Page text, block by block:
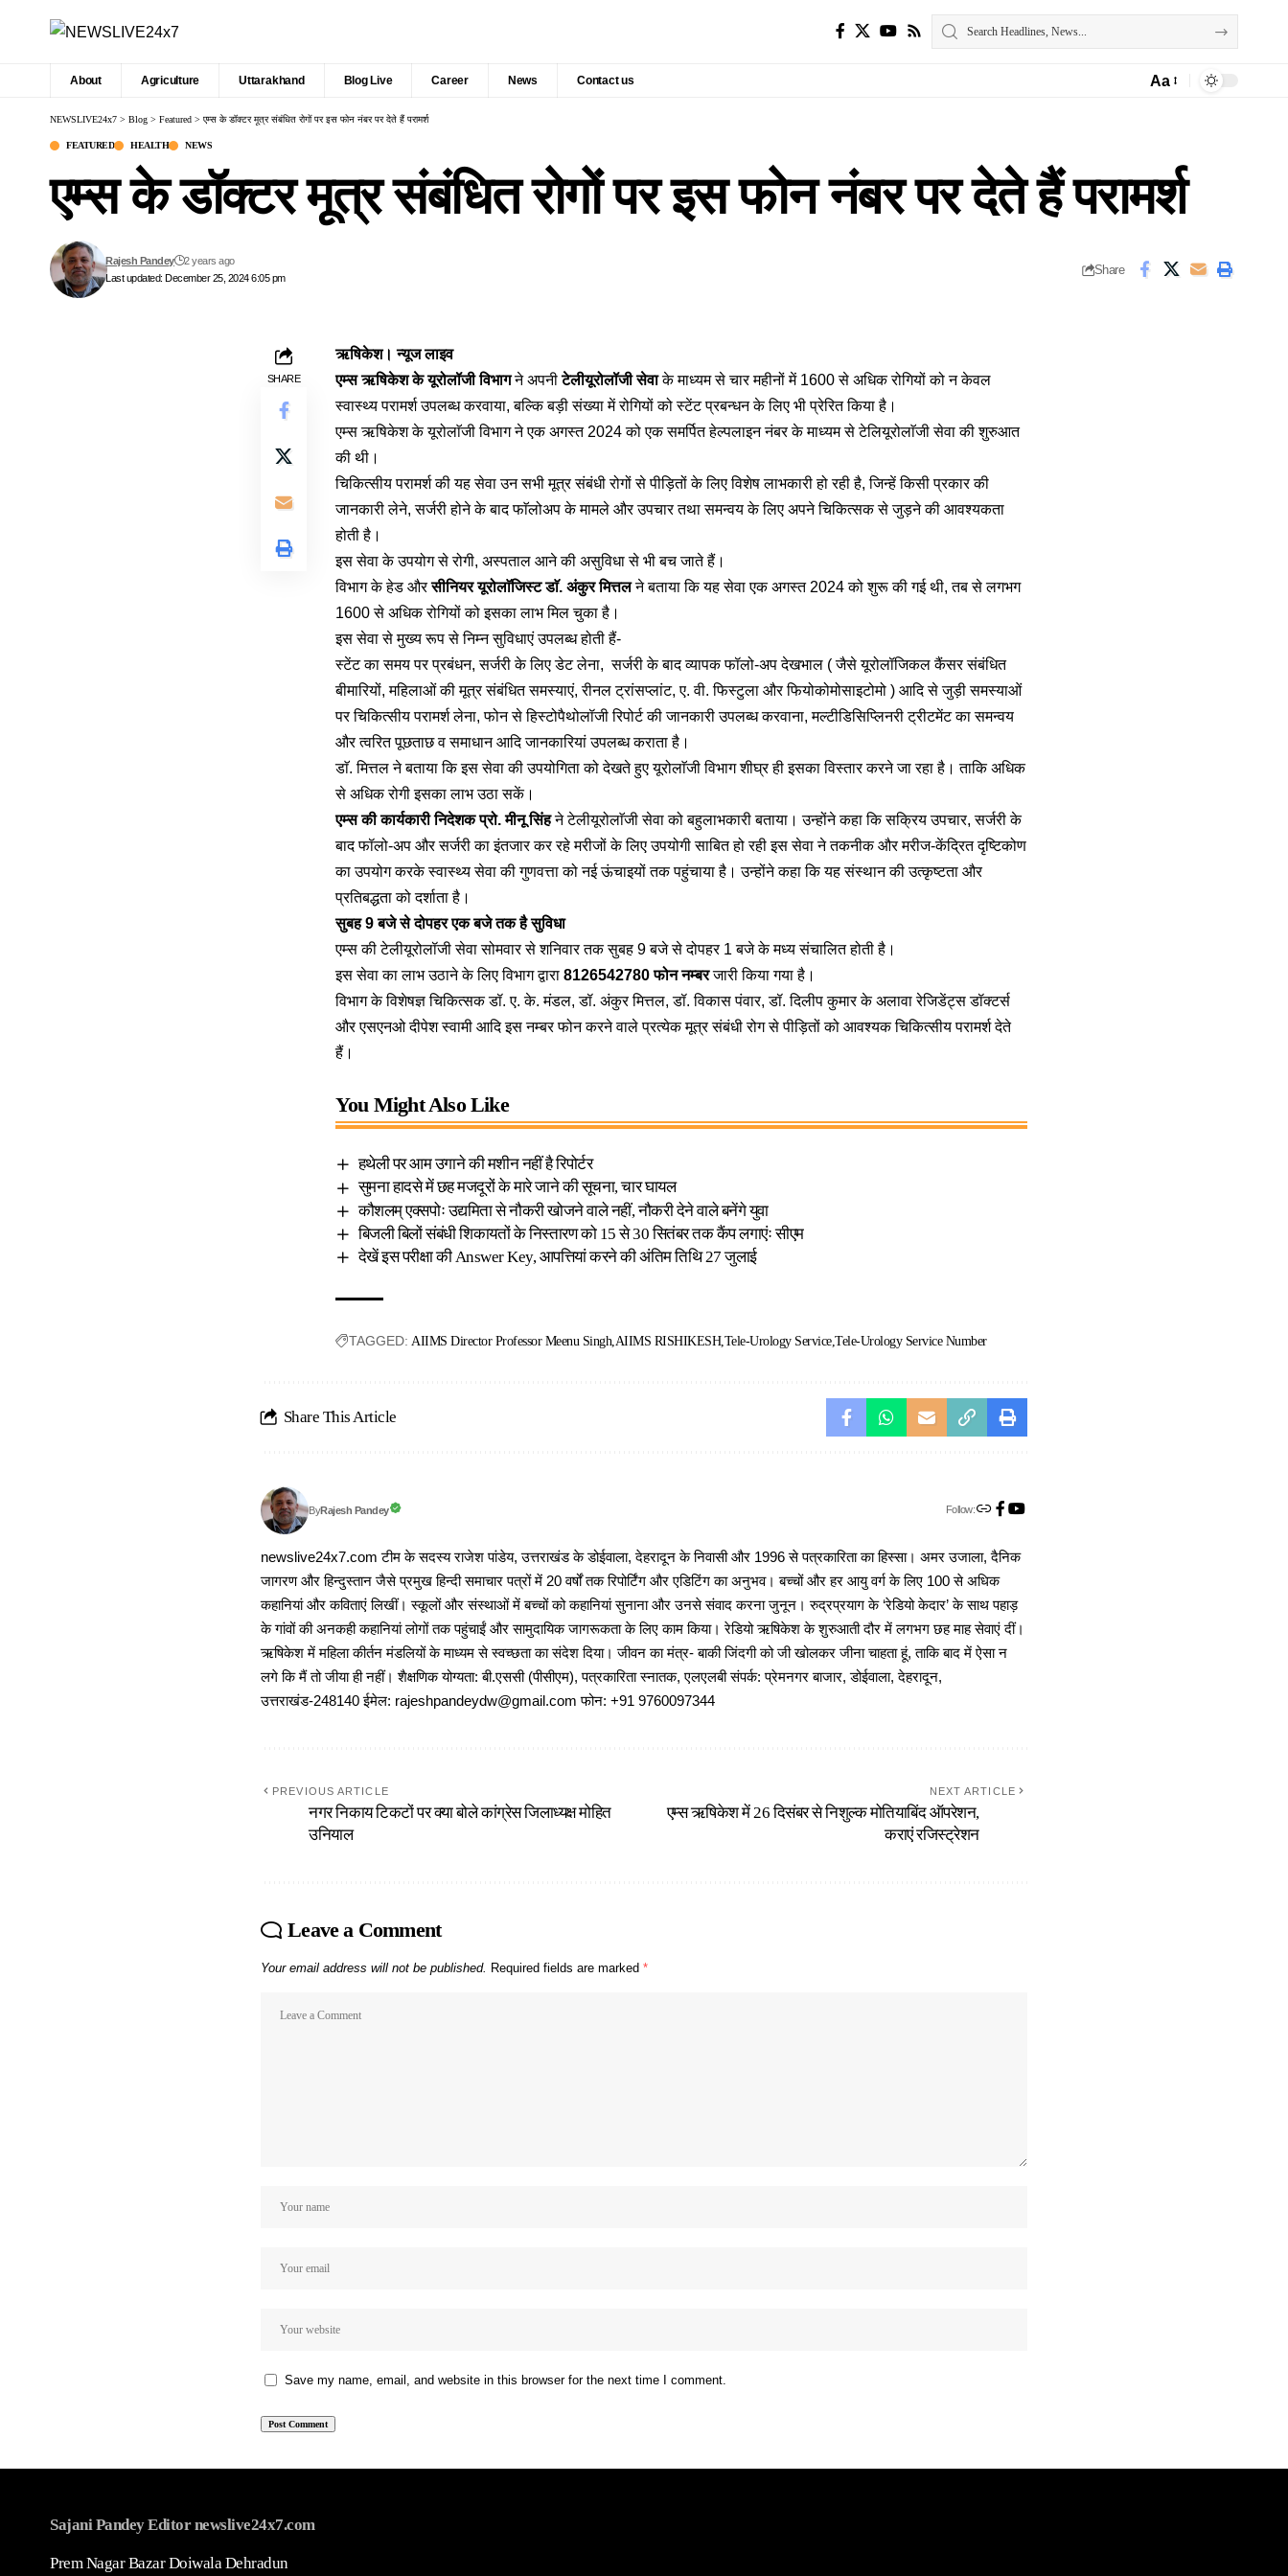
About Agriculture Uttarakhand Blog Live Career News Contact us Aa
NEWSLIVE24x7 > Blog > Featured > एम्स के डॉक्टर मूत्र संबंधित रोगों पर इस फोन नंबर पर देते हैं परामर्श
FEATURED HEALTH NEWS
एम्स के डॉक्टर मूत्र संबंधित रोगों पर इस फोन नंबर पर देते हैं परामर्श
Last updated: December 25, 2024 6:05 pm
Rajesh Pandey 2 years ago
Share
SHARE
ऋषिकेश। न्यूज लाइव
एम्स ऋषिकेश के यूरोलॉजी विभागने अपनीटेलीयूरोलॉजी सेवाके माध्यम से चार महीनों में 1600 से अधिक रोगियों को न केवल
स्वास्थ्य परामर्श उपलब्ध करवाया, बल्कि बड़ी संख्या में रोगियों को स्टेंट प्रबन्धन के लिए भी प्रेरित किया है।
एम्स ऋषिकेश के यूरोलाॅजी विभाग ने एक अगस्त 2024 को एक समर्पित हेल्पलाइन नंबर के माध्यम से टेलियूरोलाॅजी सेवा की शुरुआत
की थी।
चिकित्सीय परामर्श की यह सेवा उन सभी मूत्र संबंधी रोगों से पीड़ितों के लिए विशेष लाभकारी हो रही है, जिन्हें किसी प्रकार की
जानकारी लेने, सर्जरी होने के बाद फाॅलोअप के मामले और उपचार तथा समन्वय के लिए अपने चिकित्सक से जुड़ने की आवश्यकता
होती है।
इस सेवा के उपयोग से रोगी, अस्पताल आने की असुविधा से भी बच जाते हैं।
विभाग के हेड औरसीनियर यूरोलाॅजिस्ट डाॅ. अंकुर मित्तलने बताया कि यह सेवा एक अगस्त 2024 को शुरू की गई थी, तब से लगभग
1600 से अधिक रोगियों को इसका लाभ मिल चुका है।
इस सेवा से मुख्य रूप से निम्न सुविधाएं उपलब्ध होती हैं-
स्टेंट का समय पर प्रबंधन, सर्जरी के लिए डेट लेना, सर्जरी के बाद व्यापक फॉलो-अप देखभाल ( जैसे यूरोलॉजिकल कैंसर संबंधित
बीमारियों, महिलाओं की मूत्र संबंधित समस्याएं, रीनल ट्रांसप्लांट, ए. वी. फिस्टुला और फियोकोमोसाइटोमो ) आदि से जुड़ी समस्याओं
पर चिकित्सीय परामर्श लेना, फोन से हिस्टोपैथोलॉजी रिपोर्ट की जानकारी उपलब्ध करवाना, मल्टीडिसिप्लिनरी ट्रीटमेंट का समन्वय
और त्वरित पूछताछ व समाधान आदि जानकारियां उपलब्ध कराता है।
डाॅ. मित्तल ने बताया कि इस सेवा की उपयोगिता को देखते हुए यूरोलाॅजी विभाग शीघ्र ही इसका विस्तार करने जा रहा है। ताकि अधिक
से अधिक रोगी इसका लाभ उठा सकें।
एम्स की कार्यकारी निदेशक प्रो. मीनू सिंहने टेलीयूरोलाॅजी सेवा को बहुलाभकारी बताया। उन्होंने कहा कि सक्रिय उपचार, सर्जरी के
बाद फॉलो-अप और सर्जरी का इंतजार कर रहे मरीजों के लिए उपयोगी साबित हो रही इस सेवा ने तकनीक और मरीज-केंद्रित दृष्टिकोण
का उपयोग करके स्वास्थ्य सेवा की गुणवत्ता को नई ऊंचाइयों तक पहुंचाया है। उन्होंने कहा कि यह संस्थान की उत्कृष्टता और
प्रतिबद्धता को दर्शाता है।
सुबह 9 बजे से दोपहर एक बजे तक है सुविधा
एम्स की टेलीयूरोलॉजी सेवा सोमवार से शनिवार तक सुबह 9 बजे से दोपहर 1 बजे के मध्य संचालित होती है।
इस सेवा का लाभ उठाने के लिए विभाग द्वारा 8126542780 फोन नम्बरजारी किया गया है।
विभाग के विशेषज्ञ चिकित्सक डॉ. ए. के. मंडल, डॉ. अंकुर मित्तल, डॉ. विकास पंवार, डॉ. दिलीप कुमार के अलावा रेजिडेंट्स डॉक्टर्स
और एसएनओ दीपेश स्वामी आदि इस नम्बर फोन करने वाले प्रत्येक मूत्र संबंधी रोग से पीड़ितों को आवश्यक चिकित्सीय परामर्श देते
हैं।
You Might Also Like
हथेली पर आम उगाने की मशीन नहीं है रिपोर्टर
सुमना हादसे में छह मजदूरों के मारे जाने की सूचना, चार घायल
कौशलम् एक्सपोः उद्यमिता से नौकरी खोजने वाले नहीं, नौकरी देने वाले बनेंगे युवा
बिजली बिलों संबंधी शिकायतों के निस्तारण को 15 से 30 सितंबर तक कैंप लगाएंः सीएम
देखें इस परीक्षा की Answer Key, आपत्तियां करने की अंतिम तिथि 27 जुलाई
TAGGED: AIIMS Director Professor Meenu Singh AIIMS RISHIKESH Tele-Urology Service Tele-Urology Service Number
Share This Article
ByRajesh Pandey Follow:
newslive24x7.com टीम के सदस्य राजेश पांडेय, उत्तराखंड के डोईवाला, देहरादून के निवासी और 1996 से पत्रकारिता का हिस्सा। अमर उजाला, दैनिक
जागरण और हिन्दुस्तान जैसे प्रमुख हिन्दी समाचार पत्रों में 20 वर्षों तक रिपोर्टिंग और एडिटिंग का अनुभव। बच्चों और हर आयु वर्ग के लिए 100 से अधिक
कहानियां और कविताएं लिखीं। स्कूलों और संस्थाओं में बच्चों को कहानियां सुनाना और उनसे संवाद करना जुनून। रुद्रप्रयाग के ‘रेडियो केदार’ के साथ पहाड़
के गांवों की अनकही कहानियां लोगों तक पहुंचाईं और सामुदायिक जागरूकता के लिए काम किया। रेडियो ऋषिकेश के शुरुआती दौर में लगभग छह माह सेवाएं दीं।
ऋषिकेश में महिला कीर्तन मंडलियों के माध्यम से स्वच्छता का संदेश दिया। जीवन का मंत्र- बाकी जिंदगी को जी खोलकर जीना चाहता हूं, ताकि बाद में ऐसा न
लगे कि मैं तो जीया ही नहीं। शैक्षणिक योग्यता: बी.एससी (पीसीएम), पत्रकारिता स्नातक, एलएलबी संपर्क: प्रेमनगर बाजार, डोईवाला, देहरादून,
उत्तराखंड-248140 ईमेल: rajeshpandeydw@gmail.com फोन: +91 9760097344
PREVIOUS ARTICLE
नगर निकाय टिकटों पर क्या बोले कांग्रेस जिलाध्यक्ष मोहित
उनियाल
NEXT ARTICLE
एम्स ऋषिकेश में 26 दिसंबर से निशुल्क मोतियाबिंद ऑपरेशन,
कराएं रजिस्ट्रेशन
Leave a Comment
Your email address will not be published. Required fields are marked *
Save my name, email, and website in this browser for the next time I comment.
Sajani Pandey Editor newslive24x7.com
Prem Nagar Bazar Doiwala Dehradun